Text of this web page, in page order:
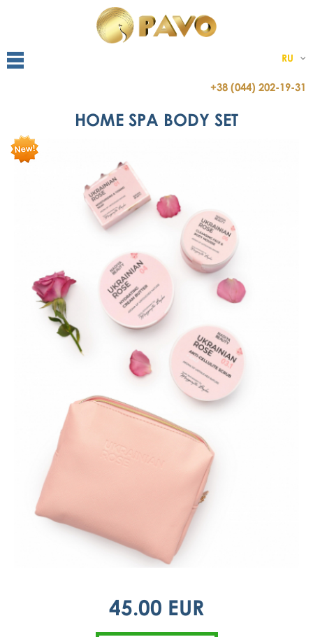
RU
+38 (044) 202-19-31
HOME SPA BODY SET
45.00 EUR